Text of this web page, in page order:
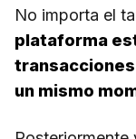
No importa el
plataforma
un mismo